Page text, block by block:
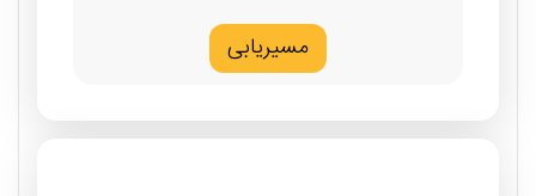
مسیریابی